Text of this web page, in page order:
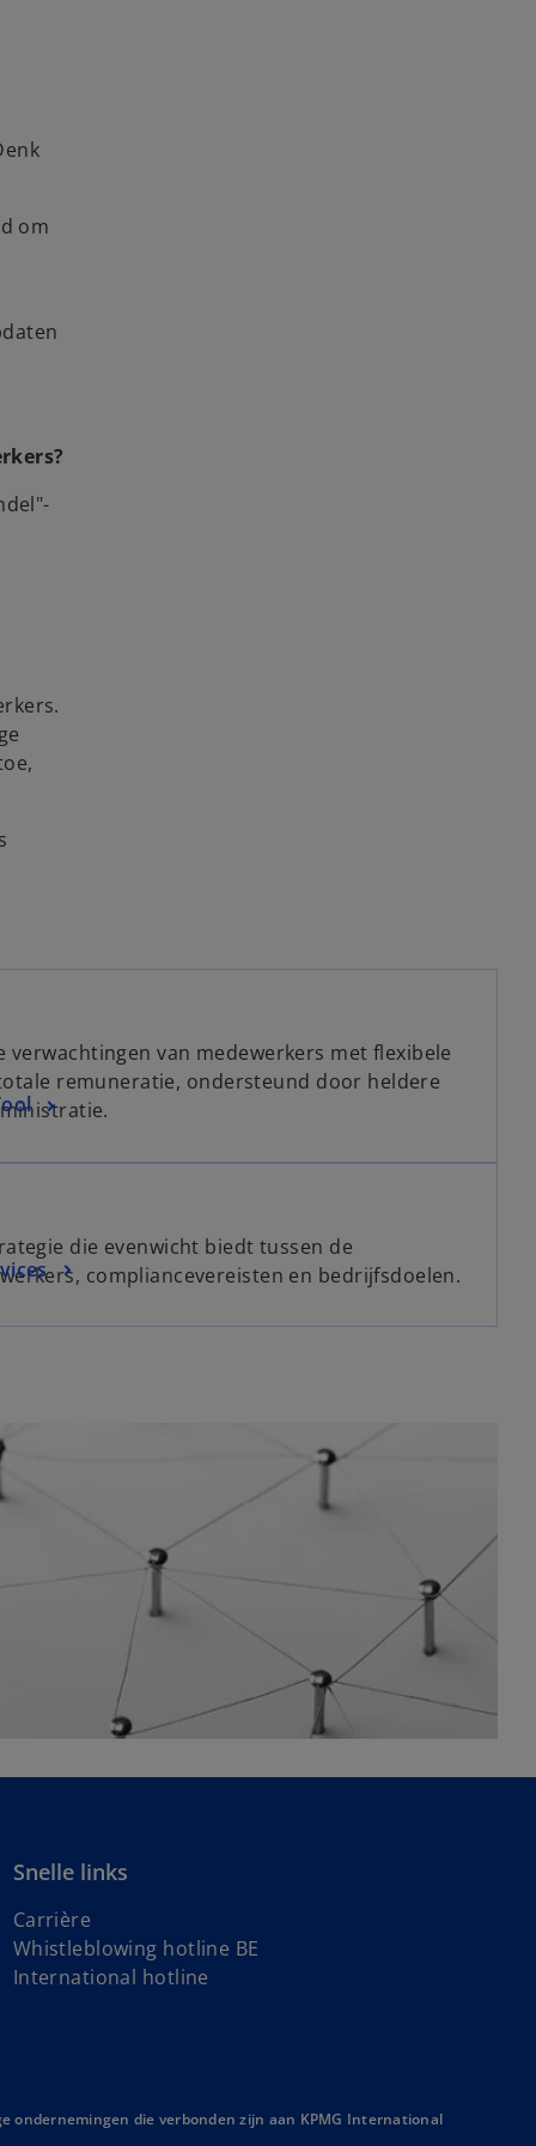
om
verwachtingen van medewerkers met flexibele
remuneratie, ondersteund door heldere
die evenwicht biedt tussen de
compliancevereisten en bedrijfsdoelen.
Snelle links
Carrière
Whistleblowing hotline BE
n
International hotline
i
ondernemingen die verbonden zijn aan KPMG International